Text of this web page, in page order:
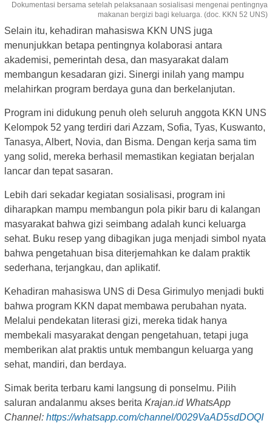
Dokumentasi bersama setelah pelaksanaan sosialisasi mengenai pentingnya
makanan bergizi bagi keluarga. (doc. KKN 52 UNS)
Selain itu, kehadiran mahasiswa KKN UNS juga
menunjukkan betapa pentingnya kolaborasi antara
akademisi, pemerintah desa, dan masyarakat dalam
membangun kesadaran gizi. Sinergi inilah yang mampu
melahirkan program berdaya guna dan berkelanjutan.
Program ini didukung penuh oleh seluruh anggota KKN UNS
Kelompok 52 yang terdiri dari Azzam, Sofia, Tyas, Kuswanto,
Tanasya, Albert, Novia, dan Bisma. Dengan kerja sama tim
yang solid, mereka berhasil memastikan kegiatan berjalan
lancar dan tepat sasaran.
Lebih dari sekadar kegiatan sosialisasi, program ini
diharapkan mampu membangun pola pikir baru di kalangan
masyarakat bahwa gizi seimbang adalah kunci keluarga
sehat. Buku resep yang dibagikan juga menjadi simbol nyata
bahwa pengetahuan bisa diterjemahkan ke dalam praktik
sederhana, terjangkau, dan aplikatif.
Kehadiran mahasiswa UNS di Desa Girimulyo menjadi bukti
bahwa program KKN dapat membawa perubahan nyata.
Melalui pendekatan literasi gizi, mereka tidak hanya
membekali masyarakat dengan pengetahuan, tetapi juga
memberikan alat praktis untuk membangun keluarga yang
sehat, mandiri, dan berdaya.
Simak berita terbaru kami langsung di ponselmu. Pilih
saluran andalanmu akses berita Krajan.id WhatsApp
Channel: https://whatsapp.com/channel/0029VaAD5sdDOQI